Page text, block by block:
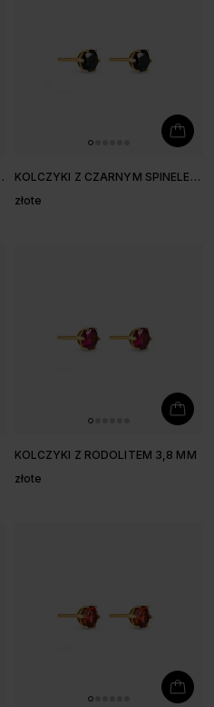
KOLCZYKI Z CZARNYM SPINELEM
złote
KOLCZYKI Z RODOLITEM 3,8 MM
złote